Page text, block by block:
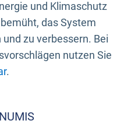
und Klimaschutz
das System
zu verbessern. Bei
nutzen Sie
.